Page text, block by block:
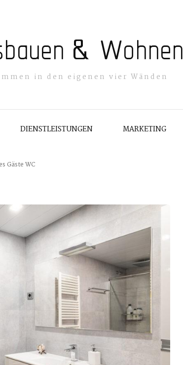
& Wohnen
in den eigenen vier Wänden
DIENSTLEISTUNGEN MARKETING
Gäste WC